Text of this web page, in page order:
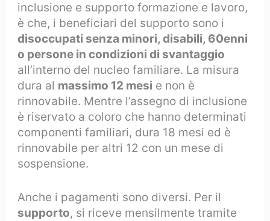
inclusione e supporto formazione e lavoro,
è che, i beneficiari del supporto sono i
disoccupati senza minori, disabili, 60enni
o persone in condizioni di svantaggio
all’interno del nucleo familiare. La misura
dura al massimo 12 mesi e non è
rinnovabile. Mentre l’assegno di inclusione
è riservato a coloro che hanno determinati
componenti familiari, dura 18 mesi ed è
rinnovabile per altri 12 con un mese di
sospensione.
Anche i pagamenti sono diversi. Per il
supporto, si riceve mensilmente tramite